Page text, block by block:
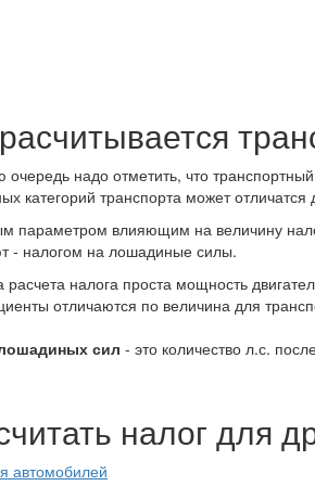
очередь надо отметить, что
категорий транспорта может отличатся
параметром влияющим на величину
- налогом на лошадиные силы.
налога проста мощность
отличаются по величина для
сил - это количество л.с.
налог для
автомобилей